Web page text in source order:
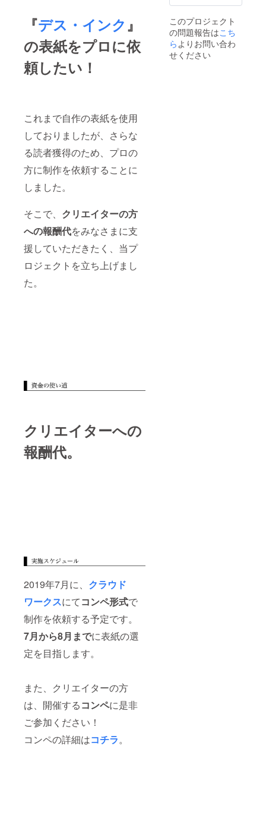
『デス・インク』
の表紙をプロに依
頼したい！
これまで自作の表紙を使用
しておりましたが、さらな
る読者獲得のため、プロの
方に制作を依頼することに
しました。
そこで、 クリエイターの方
への報酬代をみなさまに支
援していただきたく、当プ
ロジェクトを立ち上げまし
た。
クリエイターへの
報酬代。
2019年7月に、 クラウド
ワークスにてコンペ形式で
制作を依頼する予定です。
7月から8月までに表紙の選
定を目指します。
また、クリエイターの方
は、開催するコンペに是非
ご参加ください！
コンペの詳細はコチラ。
このプロジェクト
の問題報告はこち
ら よりお問い合わ
せください